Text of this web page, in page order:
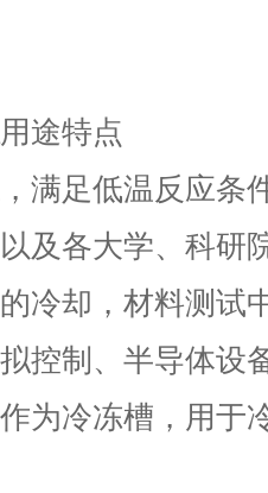
用途特点
满足低温反应条
及各大学、科研
冷却，材料测试
控制、半导体设
为冷冻槽，用于